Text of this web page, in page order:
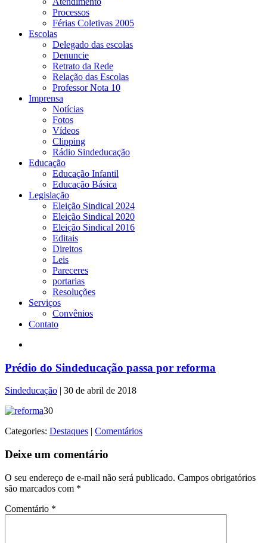
Processos
Férias Coletivas 2005
Escolas
Delegado das escolas
Denuncie
Retrato da Rede
Relação das Escolas
Professor Nota 10
Imprensa
Notícias
Fotos
Vídeos
Clipping
Rádio Sindeducação
Educação
Educação Infantil
Educação Básica
Legislação
Eleição Sindical 2024
Eleição Sindical 2020
Eleição Sindical 2016
Editais
Direitos
Leis
Pareceres
portarias
Resoluções
Serviços
Convênios
Contato
Prédio do Sindeducação passa por reforma
Sindeducação | 30 de abril de 2018
30
Categories: Destaques | Comentários
Deixe um comentário
O seu endereço de e-mail não será publicado. Campos obrigatórios
são marcados com *
Comentário *